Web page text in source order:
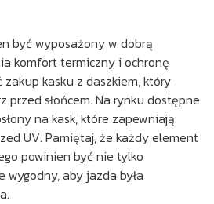
być wyposażony w dobrą
komfort termiczny i ochronę
zakup kasku z daszkiem, który
przed słońcem. Na rynku dostępne
na kask, które zapewniają
UV. Pamiętaj, że każdy element
powinien być nie tylko
aby jazda była